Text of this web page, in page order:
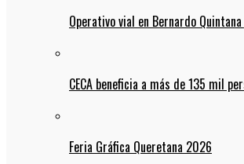
Operativo vial en Bernardo
CECA beneficia a más de 135 mil
Feria Gráfica Queretana 2026